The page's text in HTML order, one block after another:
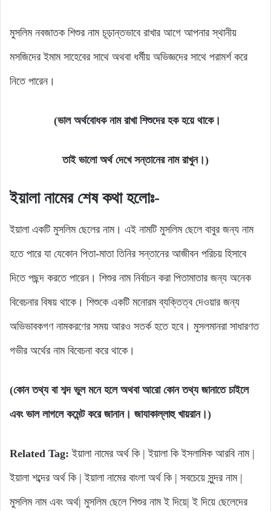
মুসলিম নবজাতক শিশুর নাম চূড়ান্তভাবে রাখার আগে আপনার স্থানীয়
মসজিদের ইমাম সাহেবের সাথে অথবা ধর্মীয় অভিজ্ঞদের সাথে পরামর্শ করে
নিতে পারেন।
(ভাল অর্থবোধক নাম রাখা শিশুদের হক হয়ে থাকে।
তাই ভালো অর্থ দেখে সন্তানের নাম রাখুন।)
ইয়ালা নামের শেষ কথা হলোঃ-
ইয়ালা একটি মুসলিম ছেলের নাম। এই নামটি মুসলিম ছেলে বাবুর জন্য নাম
হতে পারে যা যেকোন পিতা-মাতা তিনির সন্তানের আজীবন পরিচয় হিসাবে
দিতে পছন্দ করতে পারেন। শিশুর নাম নির্বাচন করা পিতামাতার জন্য অনেক
বিবেচনার বিষয় থাকে। শিশুকে একটি মনোরম ব্যক্তিত্ব দেওয়ার জন্য
অভিভাবকগণ নামকরণের সময় আরও সতর্ক হতে হবে। মুসলমানরা সাধারণত
গভীর অর্থের নাম বিবেচনা করে থাকে।
(কোন তথ্য বা শব্দ ভুল মনে হলে অথবা আরো কোন তথ্য জানাতে চাইলে
এবং ভাল লাগলে কমেন্ট করে জানান। জাযাকাল্লাহু খায়রান।)
Related Tag: ইয়ালা নামের অর্থ কি | ইয়ালা কি ইসলামিক আরবি নাম |
ইয়ালা শব্দের অর্থ কি | ইয়ালা নামের বাংলা অর্থ কি | সবচেয়ে সুন্দর নাম |
মুসলিম নাম এবং অর্থ| মুসলিম ছেলে শিশুর নাম ই দিয়ে| ই দিয়ে ছেলেদের